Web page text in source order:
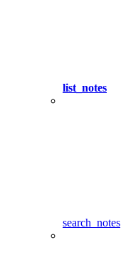
list_notes
search_notes